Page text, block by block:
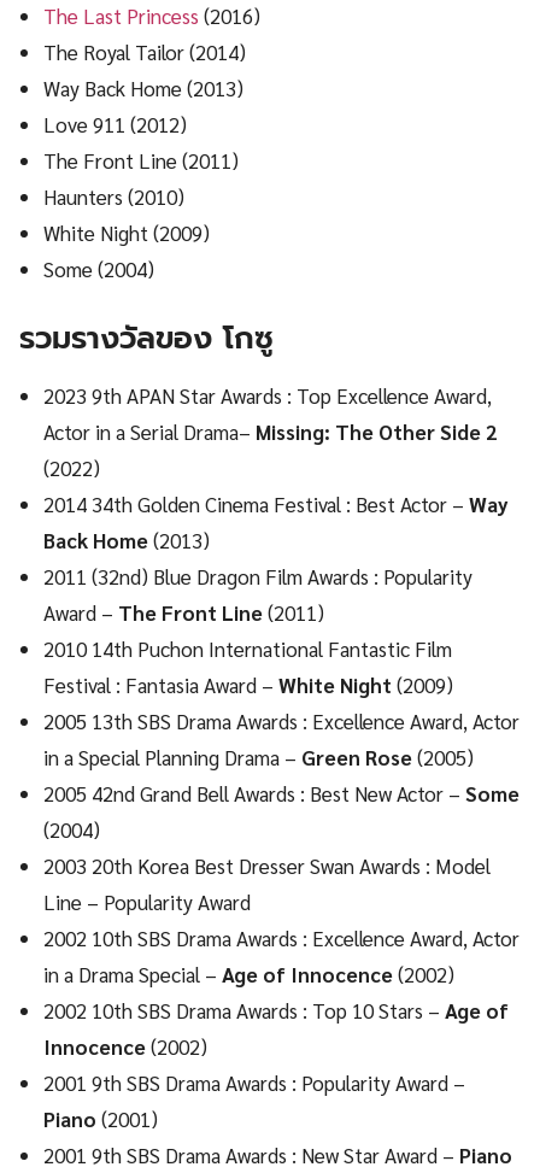
The Last Princess (2016)
The Royal Tailor (2014)
Way Back Home (2013)
Love 911 (2012)
The Front Line (2011)
Haunters (2010)
White Night (2009)
Some (2004)
รวมรางวัลของ โกซู
2023 9th APAN Star Awards : Top Excellence Award,
Actor in a Serial Drama– Missing: The Other Side 2
(2022)
2014 34th Golden Cinema Festival : Best Actor –Way
Back Home(2013)
2011 (32nd) Blue Dragon Film Awards : Popularity
Award – The Front Line(2011)
2010 14th Puchon International Fantastic Film
Festival : Fantasia Award –White Night(2009)
2005 13th SBS Drama Awards : Excellence Award, Actor
in a Special Planning Drama – Green Rose(2005)
2005 42nd Grand Bell Awards : Best New Actor –Some
(2004)
2003 20th Korea Best Dresser Swan Awards : Model
Line – Popularity Award
2002 10th SBS Drama Awards : Excellence Award, Actor
in a Drama Special –Age of Innocence(2002)
2002 10th SBS Drama Awards : Top 10 Stars –Age of
Innocence(2002)
2001 9th SBS Drama Awards : Popularity Award –
Piano(2001)
2001 9th SBS Drama Awards : New Star Award – Piano